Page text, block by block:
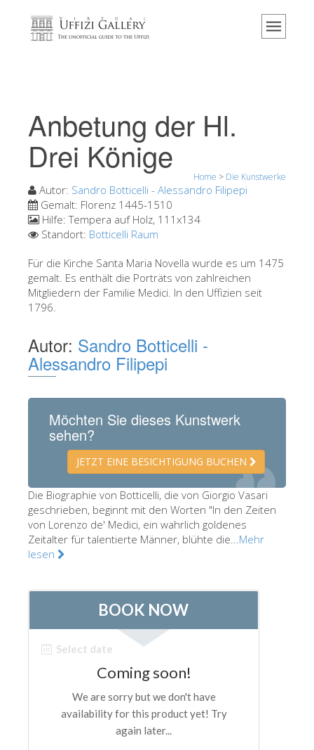
Home
Veranstaltungen & Ausstellungen
Besucher Bewertungen
Die Uffizien entdecken
Jetzt buchen
Die Kunstwerke
Neuen Säle
Palatina Galerie
San Marco Museum
Archäologisches Museum
Boboli Gardens
The Arnolfo\'s tower
Palazzo Vecchio
Santa Maria Novella
Santa Croce
Anbetung der Hl.
Drei Könige
Home > Die Kunstwerke
Autor: Sandro Botticelli - Alessandro Filipepi
Gemalt: Florenz 1445-1510
Hilfe:Tempera auf Holz, 111x134
Standort: Botticelli Raum
Für die Kirche Santa Maria Novella wurde es um 1475
gemalt. Es enthält die Porträts von zahlreichen
Mitgliedern der Familie Medici. In den Uffizien seit
1796.
Autor: Sandro Botticelli -
Alessandro Filipepi
Möchten Sie dieses Kunstwerk
sehen?
JETZT EINE BESICHTIGUNG BUCHEN
Die Biographie von Botticelli, die von Giorgio Vasari
geschrieben, beginnt mit den Worten "In den Zeiten
von Lorenzo de' Medici, ein wahrlich goldenes
Zeitalter für talentierte Männer, blühte die...Mehr
lesen